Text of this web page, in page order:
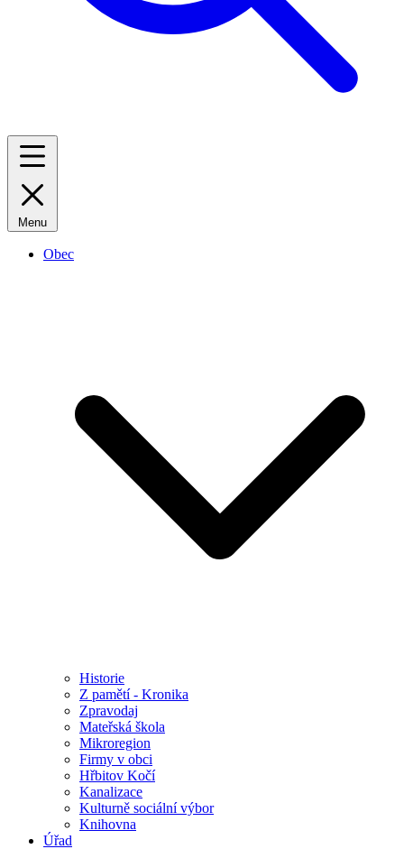
Menu
Obec
Historie
Z pamětí - Kronika
Zpravodaj
Mateřská škola
Mikroregion
Firmy v obci
Hřbitov Kočí
Kanalizace
Kulturně sociální výbor
Knihovna
Úřad